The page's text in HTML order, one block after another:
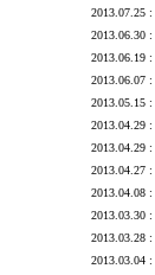
2013.07.25 :
2013.06.30 :
2013.06.19 :
2013.06.07 :
2013.05.15 :
2013.04.29 :
2013.04.29 :
2013.04.27 :
2013.04.08 :
2013.03.30 :
2013.03.28 :
2013.03.04 :